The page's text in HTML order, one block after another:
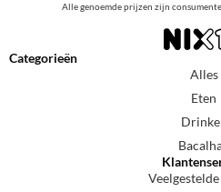
Alle genoemde prijzen zijn
Categorieën
Alles
Eten